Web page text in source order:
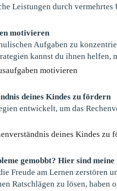
Leistungen durch vermehrtes
motivieren
Aufgaben zu
kannst du ihnen helfen,
motivieren
deines Kindes zu fördern
entwickelt, um das
deines Kindes zu
gemobbt? Hier sind
Freude am Lernen zerstören
Ratschlägen zu lösen, haben